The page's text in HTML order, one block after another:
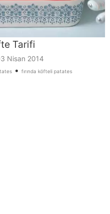
Tarifi
Nisan 2014
• fırında köfteli patates